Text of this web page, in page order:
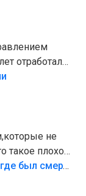
отработали
не
такое плохо!
же
«Попал на пику»: СК показал место, где был смертельно травмирован ребенок в Тольятти